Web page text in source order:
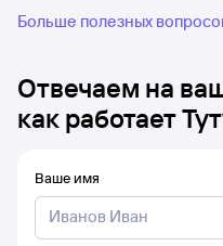
Больше полезных
Отвечаем на
как работает
Ваше имя